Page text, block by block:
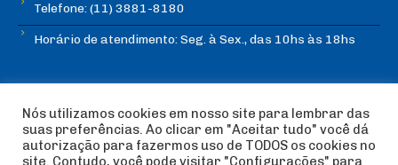
Telefone: (11) 3881-8180
Horário de atendimento: Seg. à Sex., das 10hs às 18hs
© Copyright ABEE | Associação Brasileira de Escalada
Nós utilizamos cookies em nosso site para lembrar das
suas preferências. Ao clicar em "Aceitar tudo" você dá
autorização para fazermos uso de TODOS os cookies no
site. Contudo, você pode visitar "Configurações" para